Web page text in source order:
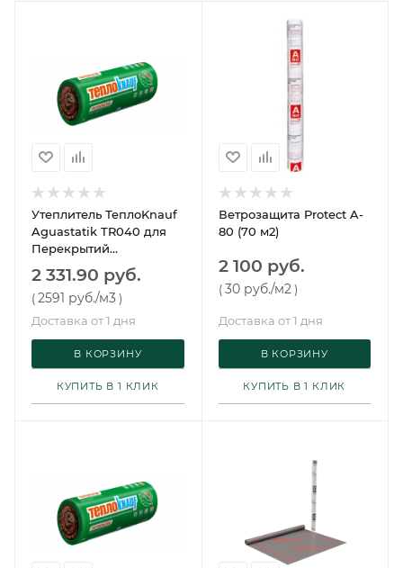
Утеплитель ТеплоKnauf
Aguastatik TR040 для
Перекрытий
7380х1220х100 (1 рулон, 9
м2, 0,9 м3, 32 упак/пал)
2 331.90 руб.
(2591 руб./м3 )
Доставка от 1 дня
В КОРЗИНУ
КУПИТЬ В 1 КЛИК
Ветрозащита Protect A-
80 (70 м2)
2 100 руб.
(30 руб./м2 )
Доставка от 1 дня
В КОРЗИНУ
КУПИТЬ В 1 КЛИК